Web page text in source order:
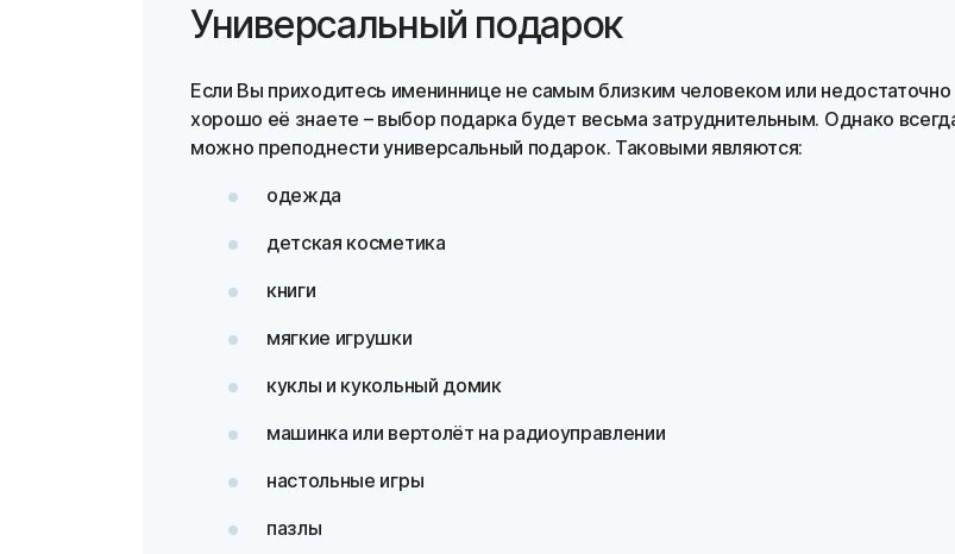
Универсальный подарок
Если Вы приходитесь имениннице не самым близким человеком или недостаточно
хорошо её знаете – выбор подарка будет весьма затруднительным. Однако
можно преподнести универсальный подарок. Таковыми являются:
одежда
детская косметика
книги
мягкие игрушки
куклы и кукольный домик
машинка или вертолёт на радиоуправлении
настольные игры
пазлы